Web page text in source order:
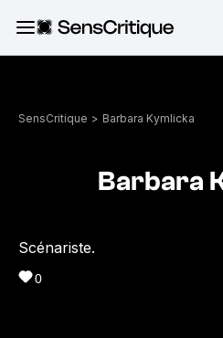
SensCritique > Barbara Kymlicka
Barbara
Scénariste.
0